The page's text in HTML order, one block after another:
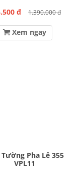
đ 1.390.000 đ
Xem ngay
Pha Lê 355
VPL11